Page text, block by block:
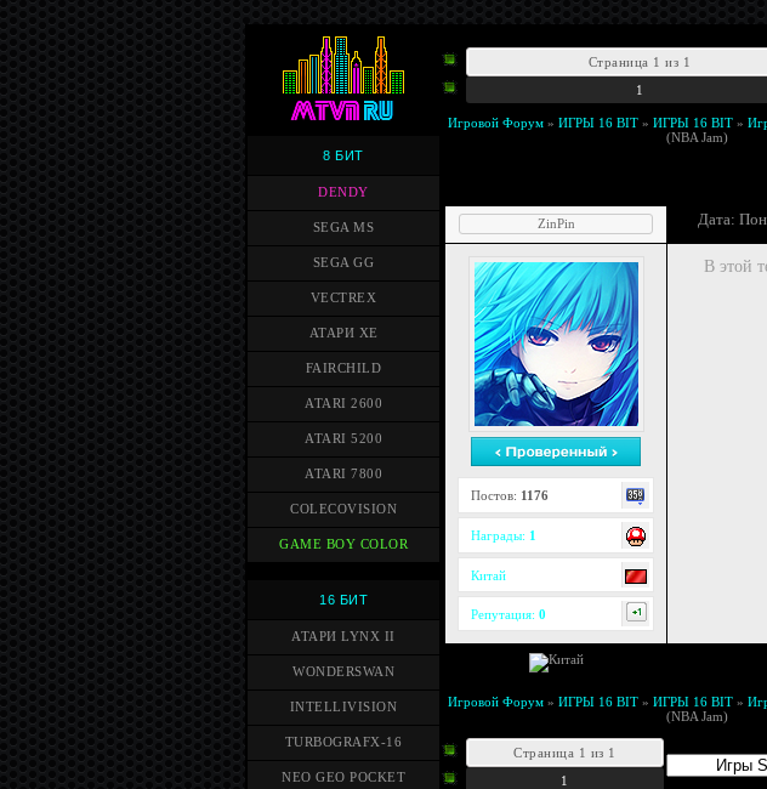
8 БИТ
DENDY
SEGA MS
SEGA GG
VECTREX
АТАРИ XE
FAIRCHILD
ATARI 2600
ATARI 5200
ATARI 7800
COLECOVISION
GAME BOY COLOR
16 БИТ
АТАРИ LYNX II
WONDERSWAN
INTELLIVISION
TURBOGRAFX-16
NEO GEO POCKET
Страница 1 из 1
1
Игровой Форум » ИГРЫ 16 BIT » ИГРЫ 16 BIT »
(NBA Jam)
ZinPin Дата:
Постов: 1176
Награды: 1
Китай
Репутация: 0
В этой
Игровой Форум » ИГРЫ 16 BIT » ИГРЫ 16 BIT »
(NBA Jam)
Страница 1 из 1
1